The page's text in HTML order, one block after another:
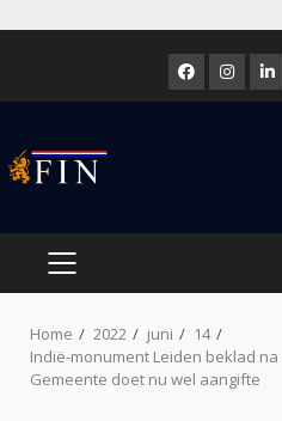
content
Facebook
PRIMARY
Home 2022 juni
14
Indië-monument Leiden beklad
Gemeente doet nu wel aangifte